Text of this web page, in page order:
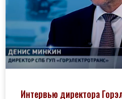
Интервью директора